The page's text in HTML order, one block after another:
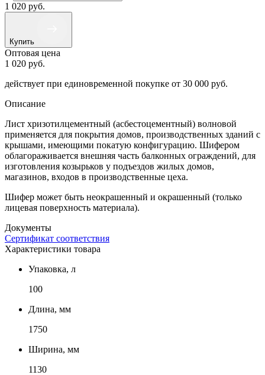
1 020 руб.
Купить
Оптовая цена
1 020 руб.
действует при единовременной покупке от 30 000 руб.
Описание
Лист хризотилцементный (асбестоцементный) волновой
применяется для покрытия домов, производственных зданий с
крышами, имеющими покатую конфигурацию. Шифером
облагораживается внешняя часть балконных ограждений, для
изготовления козырьков у подъездов жилых домов,
магазинов, входов в производственные цеха.
Шифер может быть неокрашенный и окрашенный (только
лицевая поверхность материала).
Документы
Сертификат соответствия
Характеристики товара
Упаковка, л
100
Длина, мм
1750
Ширина, мм
1130